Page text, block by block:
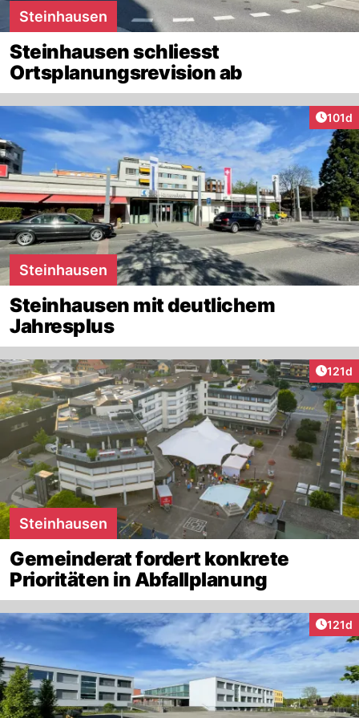
Steinhausen
Steinhausen schliesst
Ortsplanungsrevision ab
101d
Steinhausen
Steinhausen mit deutlichem
Jahresplus
121d
Steinhausen
Gemeinderat fordert konkrete
Prioritäten in Abfallplanung
121d